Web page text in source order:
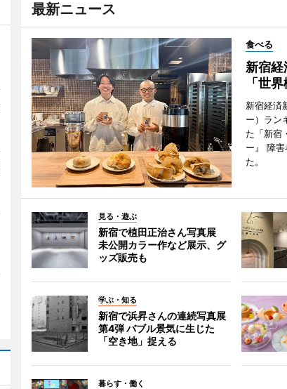
最新ニュース
食べる
新宿
「世
新宿経済
ー）ラン
た「新宿
ー』 障
た。
見る・遊ぶ
新宿で植田正治さん写真展
未公開カラー作など展示、グ
ッズ販売も
学ぶ・知る
新宿で浜昇さんの連続写真展
第4弾 バブル景気に生じた
「空き地」捉える
暮らす・働く